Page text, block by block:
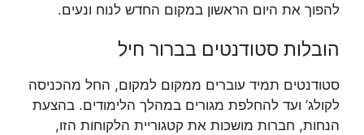
להפוך את היום הראשון במקום החדש לנוח ונעים.
הובלות סטודנטים בברור חיל
סטודנטים תמיד עוברים ממקום למקום, החל מהכניסה
לקולג’ ועד להחלפת מגורים במהלך הלימודים. בהצעת
הנחות, חברות מושכות את קטגוריית הלקוחות הזו,